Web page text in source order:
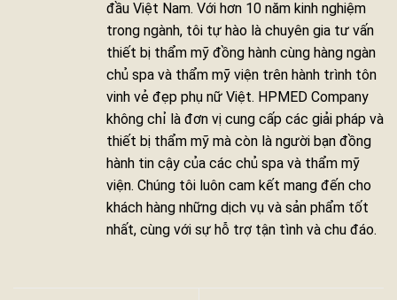
đầu Việt Nam. Với hơn 10 năm kinh nghiệm
trong ngành, tôi tự hào là chuyên gia tư vấn
thiết bị thẩm mỹ đồng hành cùng hàng ngàn
chủ spa và thẩm mỹ viện trên hành trình tôn
vinh vẻ đẹp phụ nữ Việt. HPMED Company
không chỉ là đơn vị cung cấp các giải pháp và
thiết bị thẩm mỹ mà còn là người bạn đồng
hành tin cậy của các chủ spa và thẩm mỹ
viện. Chúng tôi luôn cam kết mang đến cho
khách hàng những dịch vụ và sản phẩm tốt
nhất, cùng với sự hỗ trợ tận tình và chu đáo.